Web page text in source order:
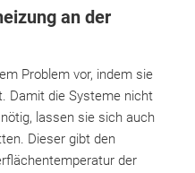
an der
Problem vor, indem sie
Damit die Systeme nicht
lassen sie sich auch
Dieser gibt den
der